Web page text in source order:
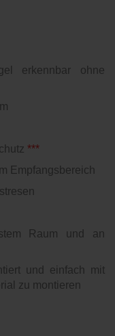
erkennbar ohne
***
Empfangsbereich
Raum und an
und einfach mit
zu montieren